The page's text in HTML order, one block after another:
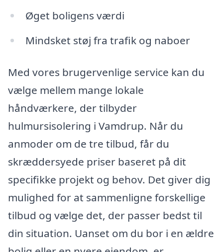
Øget boligens værdi
Mindsket støj fra trafik og naboer
Med vores brugervenlige service kan du
vælge mellem mange lokale
håndværkere, der tilbyder
hulmursisolering i Vamdrup. Når du
anmoder om de tre tilbud, får du
skræddersyede priser baseret på dit
specifikke projekt og behov. Det giver dig
mulighed for at sammenligne forskellige
tilbud og vælge det, der passer bedst til
din situation. Uanset om du bor i en ældre